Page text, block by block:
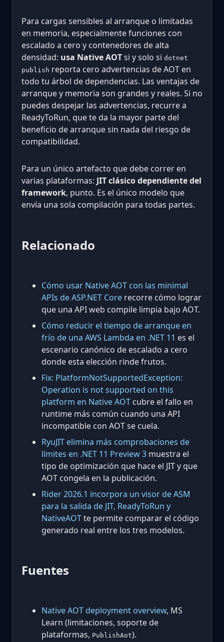
Para cargas sensibles al arranque o limitadas
en memoria, especialmente funciones con
escalado a cero y contenedores de alta
densidad: usa Native AOTsi y solo si dotnet
publish reporta cero advertencias de AOT en
todo tu árbol de dependencias. Las ventajas de
arranque y memoria son grandes y reales. Si no
puedes despejar las advertencias, recurre a
ReadyToRun, que te da la mayor parte del
beneficio de arranque sin nada del riesgo de
compatibilidad.
Para un único artefacto que debe correr en
varias plataformas: JIT clásico dependiente del
framework, punto. Es el único modelo que
envía una sola compilación para todas partes.
Relacionado
Cómo usar Native AOT con las minimal
APIs de ASP.NET Core recorre cómo lograr
que una API web compile limpia bajo AOT.
Cómo reducir el tiempo de arranque en
frío de una AWS Lambda en .NET 11 es el
escenario canónico de escalado a cero
donde esta elección rinde frutos.
Fix: PlatformNotSupportedException:
Operation is not supported on this
platform en Native AOT cubre el fallo en
runtime más común cuando una API
incompatible con AOT se cuela.
RyuJIT elimina más comprobaciones de
límites en .NET 11 Preview 3 muestra el
tipo de optimización que hace el JIT y que
AOT congela en la publicación.
Rider 2026.1 incorpora un visor de ASM
para la salida de JIT, ReadyToRun y
NativeAOTte permite comparar el código
generado real entre los tres modelos.
Fuentes
Native AOT deployment overview, MS
Learn (limitaciones, soporte de
plataformas, PublishAot).